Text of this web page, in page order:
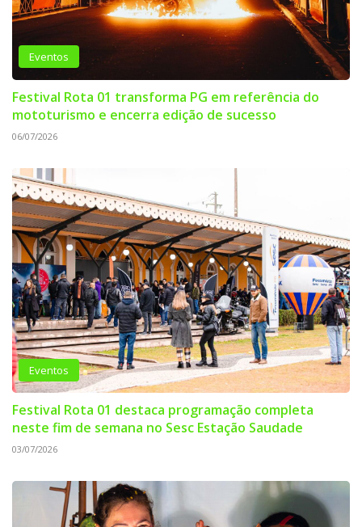
Eventos
Festival Rota 01 transforma PG em referência do
mototurismo e encerra edição de sucesso
06/07/2026
Eventos
Festival Rota 01 destaca programação completa
neste fim de semana no Sesc Estação Saudade
03/07/2026